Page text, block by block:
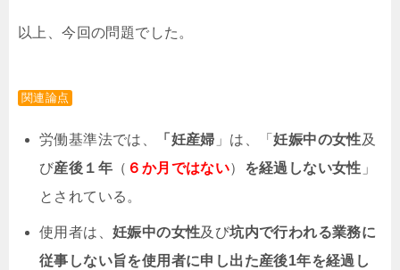
以上、今回の問題でした。
関連論点
労働基準法では、 「妊産婦 」は、「妊娠中の女性及
び産後１年 （ ６か月ではない） を経過しない女性 」
とされている。
使用者は、 妊娠中の女性及び坑内で行われる業務に
従事しない旨を使用者に申し出た産後1年を経過し